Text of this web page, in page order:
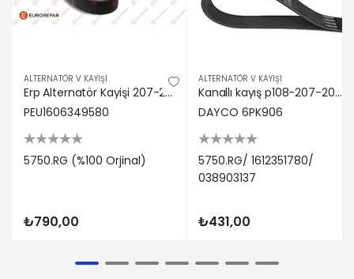
ALTERNATÖR V KAYIŞI
Erp Alternatör Kayişi 207-208-308-508-2008-3008-5008-partner Tepee-rcz-c3-c4-c5-berlingo Ep6 5750.RG
PEU1606349580
5750.RG (%100 Orjinal)
₺790,00
ALTERNATÖR V KAYIŞI
Kanallı kayış p108-207-208-308-508-2008-3008-5008-partner-berlıngo-c1-c2-c3-c4-c5-ds3-ds4 1.4-1.6 th 5750.Rg/ 1612351780/ 038903137
DAYCO 6PK906
5750.RG/ 1612351780/
038903137
₺431,00